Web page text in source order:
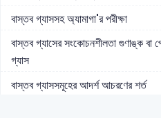
বাস্তব গ্যাসসহ অ্যামাগা'র পরীক্ষা
বাস্তব গ্যাসের সংকোচনশীলতা গুণাঙ্ক বা
গ্যাস
বাস্তব গ্যাসসমূহের আদর্শ আচরণের শর্ত